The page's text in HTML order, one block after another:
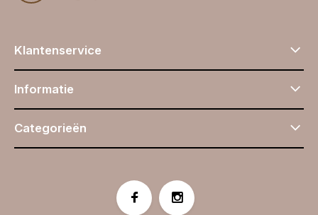
Klantenservice
Informatie
Categorieën